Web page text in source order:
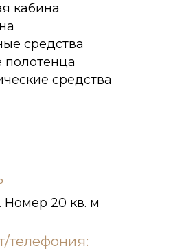
кабина
средства
средства
Номер 20 кв. м
телефония: